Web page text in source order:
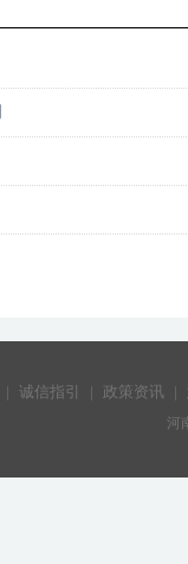
| 诚信指引 | 政策资讯 |
河